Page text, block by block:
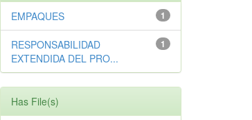
1
EMPAQUES
1
RESPONSABILIDAD
EXTENDIDA DEL PRO...
Has File(s)